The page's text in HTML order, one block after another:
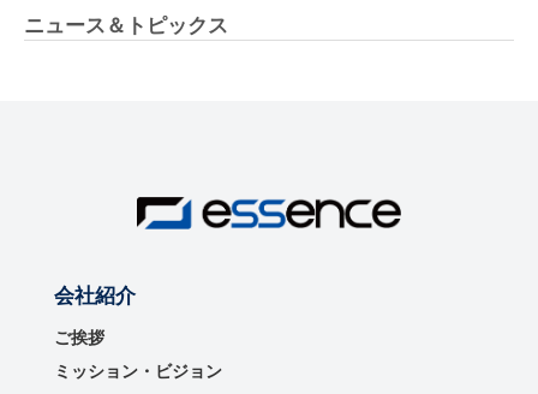
ニュース＆トピックス
会社紹介
ご挨拶
ミッション・ビジョン